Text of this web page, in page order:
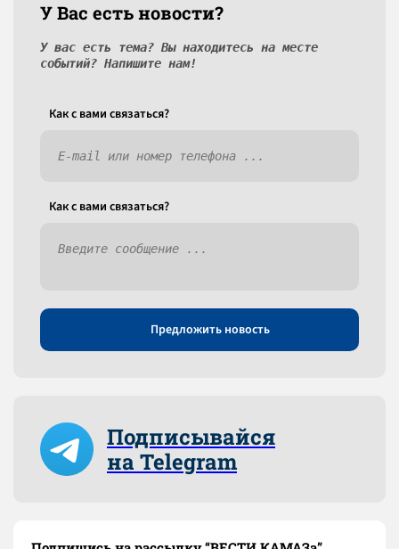
У Вас есть новости?
У вас есть тема? Вы находитесь на месте
событий? Напишите нам!
Как c вами связаться?
Как c вами связаться?
Предложить новость
Подписывайся
на Telegram